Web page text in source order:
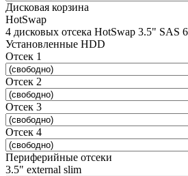
Дисковая корзина
HotSwap
4 дисковых отсека HotSwap 3.5" SAS
Установленные HDD
Отсек 1
Отсек 2
Отсек 3
Отсек 4
Периферийные отсеки
3.5" external slim